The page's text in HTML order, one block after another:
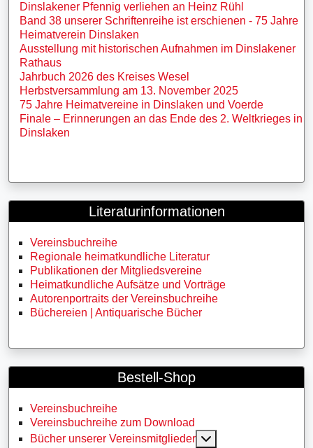
Dinslakener Pfennig verliehen an Heinz Rühl
Band 38 unserer Schriftenreihe ist erschienen - 75 Jahre
Heimatverein Dinslaken
Ausstellung mit historischen Aufnahmen im Dinslakener
Rathaus
Jahrbuch 2026 des Kreises Wesel
Herbstversammlung am 13. November 2025
75 Jahre Heimatvereine in Dinslaken und Voerde
Finale – Erinnerungen an das Ende des 2. Weltkrieges in
Dinslaken
Literaturinformationen
Vereinsbuchreihe
Regionale heimatkundliche Literatur
Publikationen der Mitgliedsvereine
Heimatkundliche Aufsätze und Vorträge
Autorenportraits der Vereinsbuchreihe
Büchereien | Antiquarische Bücher
Bestell-Shop
Vereinsbuchreihe
Vereinsbuchreihe zum Download
Bücher unserer Vereinsmitglieder